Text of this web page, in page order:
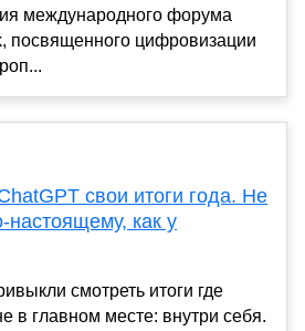
международного форума
посвященного цифровизации
свои итоги года. Не
как у
смотреть итоги где
в главном месте: внутри себя.